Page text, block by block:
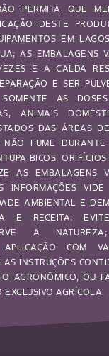
PERMITA QUE
DESTE
EM
AS EMBALAGENS
E A CALDA
E SER
AS DOSES
ANIMAIS
DAS ÁREAS
FUME
BICOS,
AS EMBALAGENS
INFORMAÇÕES
AMBIENTAL E
E RECEITA; EVITE
A
APLICAÇÃO COM
INSTRUÇÕES
AGRONÔMICO, OU
AGRÍCOLA.